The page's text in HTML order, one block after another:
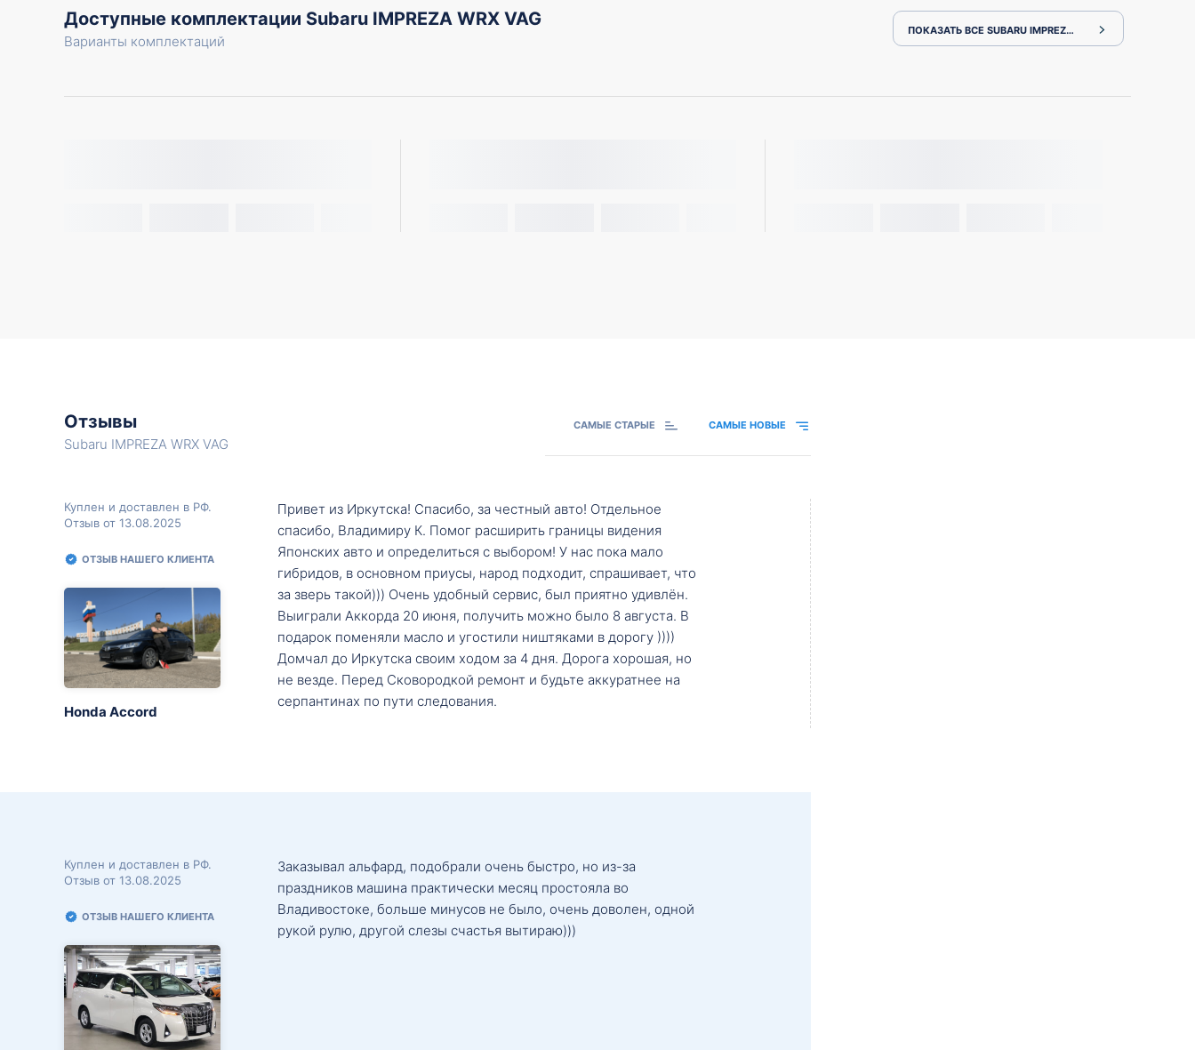
Доступные комплектации Subaru IMPREZA WRX VAG
Варианты комплектаций
ПОКАЗАТЬ ВСЕ SUBARU IMPREZA WRX VAG
Отзывы
Subaru IMPREZA WRX VAG
САМЫЕ СТАРЫЕ САМЫЕ НОВЫЕ
Куплен и доставлен в РФ.
Отзыв от 13.08.2025
ОТЗЫВ НАШЕГО КЛИЕНТА
Honda Accord
Привет из Иркутска! Спасибо, за честный авто! Отдельное
спасибо, Владимиру К. Помог расширить границы видения
Японских авто и определиться с выбором! У нас пока мало
гибридов, в основном приусы, народ подходит, спрашивает, что
за зверь такой))) Очень удобный сервис, был приятно удивлён.
Выиграли Аккорда 20 июня, получить можно было 8 августа. В
подарок поменяли масло и угостили ништяками в дорогу ))))
Домчал до Иркутска своим ходом за 4 дня. Дорога хорошая, но
не везде. Перед Сковородкой ремонт и будьте аккуратнее на
серпантинах по пути следования.
Куплен и доставлен в РФ.
Отзыв от 13.08.2025
ОТЗЫВ НАШЕГО КЛИЕНТА
Заказывал альфард, подобрали очень быстро, но из-за
праздников машина практически месяц простояла во
Владивостоке, больше минусов не было, очень доволен, одной
рукой рулю, другой слезы счастья вытираю)))